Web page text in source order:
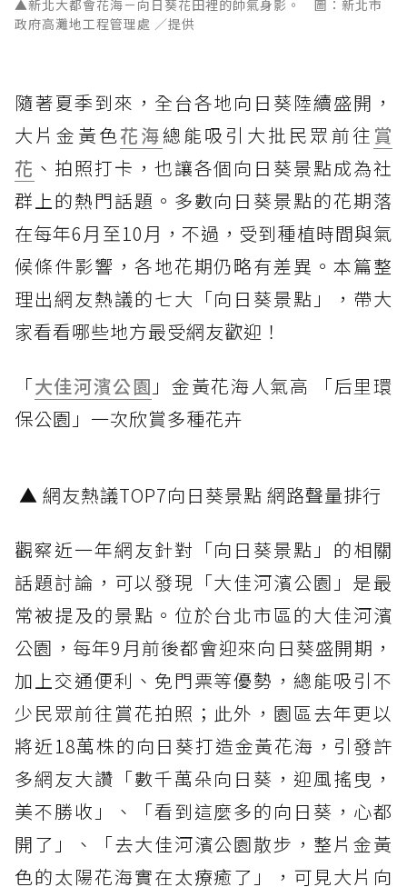
▲新北大都會花海－向日葵花田裡的帥氣身影。 圖：新北市
政府高灘地工程管理處 ／提供
隨著夏季到來，全台各地向日葵陸續盛開，
大片金黃色花海總能吸引大批民眾前往 賞
花 、拍照打卡，也讓各個向日葵景點成為社
群上的熱門話題。多數向日葵景點的花期落
在每年6月至10月，不過，受到種植時間與氣
候條件影響，各地花期仍略有差異。本篇整
理出網友熱議的七大「向日葵景點」，帶大
家看看哪些地方最受網友歡迎！
「大佳河濱公園 」金黃花海人氣高 「后里環
保公園」一次欣賞多種花卉
▲ 網友熱議TOP7向日葵景點 網路聲量排行
觀察近一年網友針對「向日葵景點」的相關
話題討論，可以發現「大佳河濱公園」是最
常被提及的景點。位於台北市區的大佳河濱
公園，每年9月前後都會迎來向日葵盛開期，
加上交通便利、免門票等優勢，總能吸引不
少民眾前往賞花拍照；此外，園區去年更以
將近18萬株的向日葵打造金黃花海，引發許
多網友大讚「數千萬朵向日葵，迎風搖曳，
美不勝收」、「看到這麼多的向日葵，心都
開了」、「去大佳河濱公園散步，整片金黃
色的太陽花海實在太療癒了」，可見大片向